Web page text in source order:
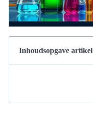
Inhoudsopgave artikel